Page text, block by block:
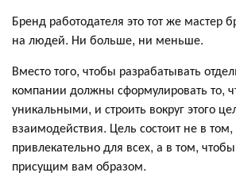
Бренд работодателя это тот же мастер
на людей. Ни больше, ни меньше.
Вместо того, чтобы разрабатывать
компании должны сформулировать то,
уникальными, и строить вокруг этого
взаимодействия. Цель состоит не в том,
привлекательно для всех, а в том,
присущим вам образом.